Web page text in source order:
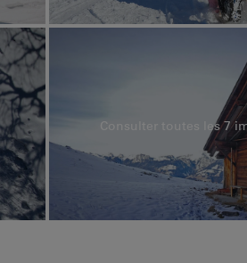
Consulter toutes les 7